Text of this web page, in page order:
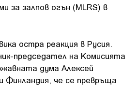
за залпов огън (MLRS) в
остра реакция в Русия.
председател на Комисията
дума Алексей
Финландия, че се превръща